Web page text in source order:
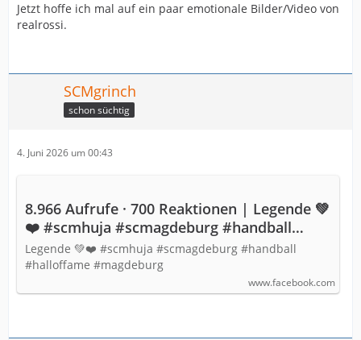
Jetzt hoffe ich mal auf ein paar emotionale Bilder/Video von
realrossi.
SCMgrinch
schon süchtig
4. Juni 2026 um 00:43
8.966 Aufrufe · 700 Reaktionen | Legende 💚
❤️ #scmhuja #scmagdeburg #handball
#halloffame #magdeburg | SC Magdeburg
Legende 💚❤️ #scmhuja #scmagdeburg #handball
#halloffame #magdeburg
www.facebook.com